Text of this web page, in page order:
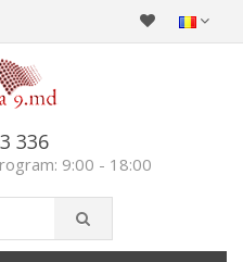
336
9:00 - 18:00